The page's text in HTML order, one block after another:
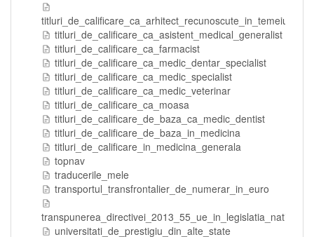
titluri_de_calificare_ca_asistent_medical_generalist
titluri_de_calificare_ca_farmacist
titluri_de_calificare_ca_medic_dentar_specialist
titluri_de_calificare_ca_medic_specialist
titluri_de_calificare_ca_medic_veterinar
titluri_de_calificare_ca_moasa
titluri_de_calificare_de_baza_ca_medic_dentist
titluri_de_calificare_de_baza_in_medicina
titluri_de_calificare_in_medicina_generala
topnav
traducerile_mele
transportul_transfrontalier_de_numerar_in_euro
transpunerea_directivei_2013_55_ue_in_legislatia_nationala
universitati_de_prestigiu_din_alte_state